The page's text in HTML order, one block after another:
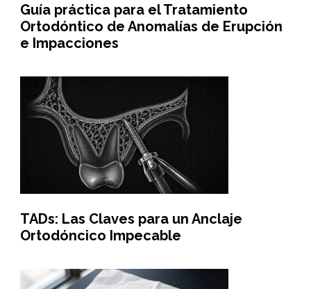
Guía práctica para el Tratamiento
Ortodóntico de Anomalías de Erupción
e Impacciones
TADs: Las Claves para un Anclaje
Ortodóncico Impecable